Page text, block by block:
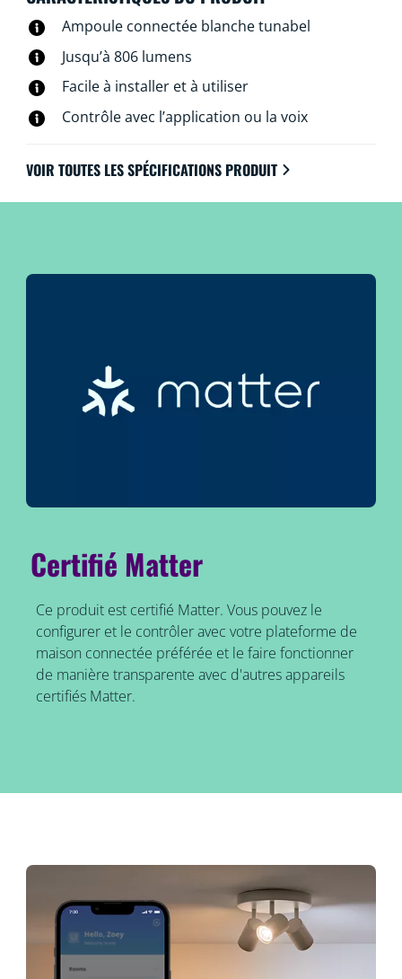
l’application WiZ, de la télécommande WiZ ou de votre
voix.
Ampoule connectée blanche tunabel
Jusqu’à 806 lumens
Facile à installer et à utiliser
Contrôle avec l’application ou la voix
VOIR TOUTES LES SPÉCIFICATIONS PRODUIT
Certifié Matter
Ce produit est certifié Matter. Vous pouvez le
configurer et le contrôler avec votre plateforme de
maison connectée préférée et le faire fonctionner
de manière transparente avec d'autres appareils
certifiés Matter.